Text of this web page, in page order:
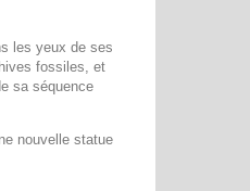
les yeux de ses
fossiles, et
sa séquence
nouvelle statue